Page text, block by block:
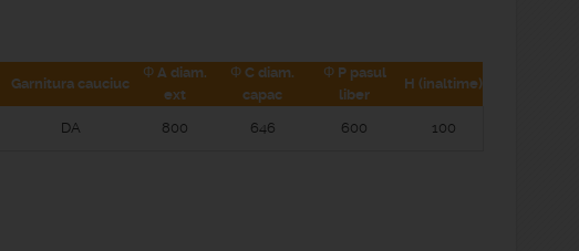
Garnitura cauciuc
Φ A diam.
ext
Φ C diam.
capac
Φ P pasul
liber
H (inaltime)
DA 800 646 600 100